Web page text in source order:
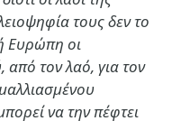
τους δεν το
Ευρώπη οι
από τον λαό, για τον
να την πέφτει